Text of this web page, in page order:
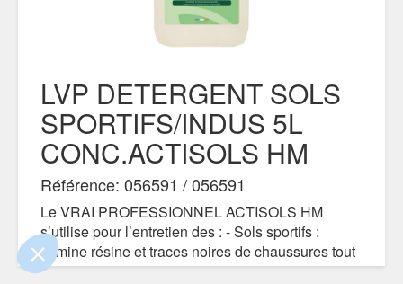
de ce site vous intéresse
aimerait bien vous accompagner
par
LVP DETERGENT SOLS
SPORTIFS/INDUS 5L
CONC.ACTISOLS HM
Référence: 056591 / 056591
Le VRAI PROFESSIONNEL ACTISOLS HM
s’utilise pour l’entretien des : - Sols sportifs :
élimine résine et traces noires de chaussures tout
en préservant les marquages au sol et les